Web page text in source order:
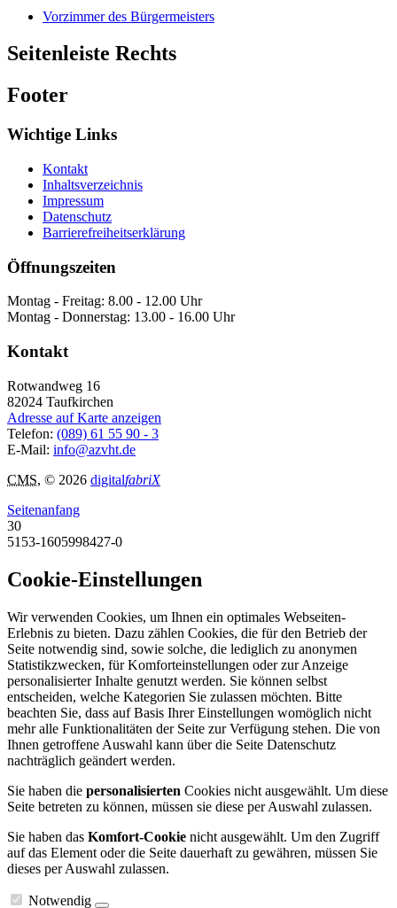
Vorzimmer des Bürgermeisters
Seitenleiste Rechts
Footer
Wichtige Links
Kontakt
Inhaltsverzeichnis
Impressum
Datenschutz
Barrierefreiheitserklärung
Öffnungszeiten
Montag - Freitag: 8.00 - 12.00 Uhr
Montag - Donnerstag: 13.00 - 16.00 Uhr
Kontakt
Rotwandweg 16
82024 Taufkirchen
Adresse auf Karte anzeigen
Telefon: (089) 61 55 90 - 3
E-Mail: info@azvht.de
CMS, © 2026 digitalfabriX
Seitenanfang
30
5153-1605998427-0
Cookie-Einstellungen
Wir verwenden Cookies, um Ihnen ein optimales Webseiten-
Erlebnis zu bieten. Dazu zählen Cookies, die für den Betrieb der
Seite notwendig sind, sowie solche, die lediglich zu anonymen
Statistikzwecken, für Komforteinstellungen oder zur Anzeige
personalisierter Inhalte genutzt werden. Sie können selbst
entscheiden, welche Kategorien Sie zulassen möchten. Bitte
beachten Sie, dass auf Basis Ihrer Einstellungen womöglich nicht
mehr alle Funktionalitäten der Seite zur Verfügung stehen. Die von
Ihnen getroffene Auswahl kann über die Seite Datenschutz
nachträglich geändert werden.
Sie haben die personalisierten Cookies nicht ausgewählt. Um diese
Seite betreten zu können, müssen sie diese per Auswahl zulassen.
Sie haben das Komfort-Cookie nicht ausgewählt. Um den Zugriff
auf das Element oder die Seite dauerhaft zu gewähren, müssen Sie
dieses per Auswahl zulassen.
Notwendig